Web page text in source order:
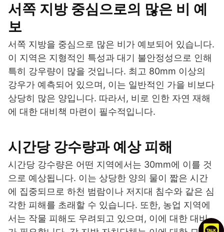
서쪽 지방 중심으로의 많은 비 예
보
서쪽 지방을 중심으로 많은 비가 예보되어 있습니다.
이 지역은 지형적인 특성과 대기 불안정성으로 인해
특히 강우량이 많을 것입니다. 최고 80mm 이상의
강우가 예측되어 있으며, 이는 일반적인 가을 비보다
상당히 많은 양입니다. 따라서, 비로 인한 자연 재해
에 대한 대비책 마련이 필수적입니다.
시간당 강수량과 예상 피해
시간당 강수량은 어떤 지역에서는 30mm에 이를 것
으로 예상됩니다. 이는 상당한 양의 물이 짧은 시간
에 집중되므로 하천 범람이나 저지대 침수와 같은 심
각한 피해를 초래할 수 있습니다. 또한, 농업 지역에
서는 작물 피해도 우려되고 있으며, 이에 대한 대비